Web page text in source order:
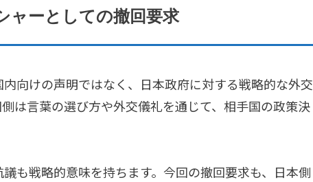
ャーとしての撤回要求
向けの声明ではなく、日本政府に対する戦略的な外交
は言葉の選び方や外交儀礼を通じて、相手国の政策決
も戦略的意味を持ちます。今回の撤回要求も、日本側